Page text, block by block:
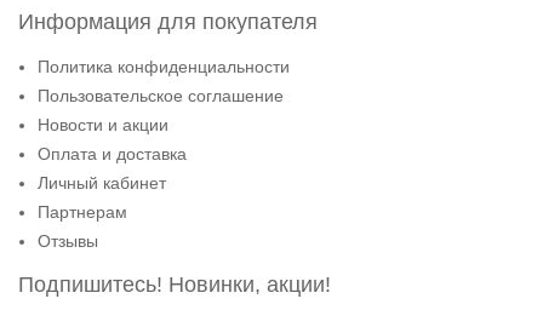
Информация для покупателя
Политика конфиденциальности
Пользовательское соглашение
Новости и акции
Оплата и доставка
Личный кабинет
Партнерам
Отзывы
Подпишитесь! Новинки, акции!